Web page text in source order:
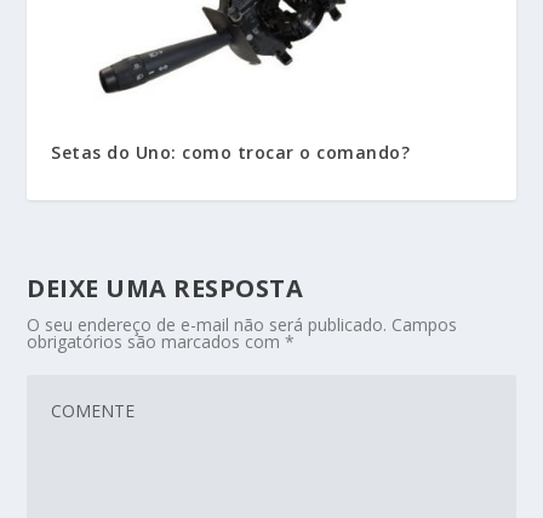
Setas do Uno: como trocar o comando?
DEIXE UMA RESPOSTA
O seu endereço de e-mail não será publicado. Campos
obrigatórios são marcados com*